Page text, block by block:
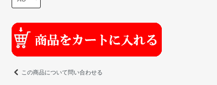
この商品について問い合わせる